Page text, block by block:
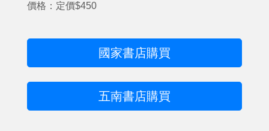
價格：定價$450
國家書店購買
五南書店購買